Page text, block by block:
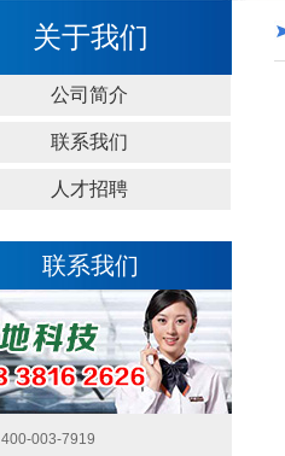
关于我们
公司简介
联系我们
人才招聘
联系我们
400-003-7919